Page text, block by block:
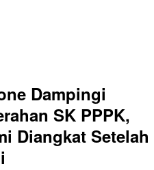
Dampingi
SK PPPK,
Diangkat Setelah